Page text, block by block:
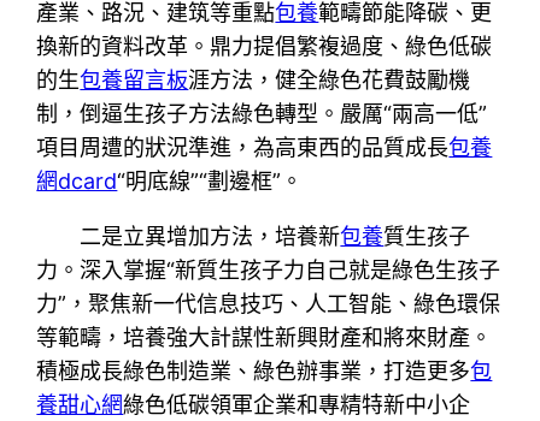
產業、路況、建筑等重點包養範疇節能降碳、更
換新的資料改革。鼎力提倡繁複過度、綠色低碳
的生包養留言板涯方法，健全綠色花費鼓勵機
制，倒逼生孩子方法綠色轉型。嚴厲“兩高一低”
項目周遭的狀況準進，為高東西的品質成長包養
網dcard“明底線”“劃邊框”。
二是立異增加方法，培養新包養質生孩子
力。深入掌握“新質生孩子力自己就是綠色生孩子
力”，聚焦新一代信息技巧、人工智能、綠色環保
等範疇，培養強大計謀性新興財產和將來財產。
積極成長綠色制造業、綠色辦事業，打造更多包
養甜心網綠色低碳領軍企業和專精特新中小企